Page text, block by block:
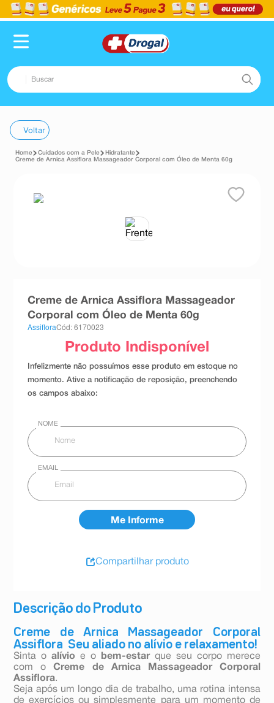
Buscar
1º pampers confort sec max
2º fralda
lenço umedecido
teste gravidez
10ºesmalte
Voltar
Cuidados com a Pele
Hidratante
Creme de Arnica Assiflora Massageador Corporal com Óleo de Menta 60g
Descrição do Produto
Creme de Arnica Massageador Corporal
Assiflora  Seu aliado no alívio e relaxamento!
Sinta oalívio e o bem-estarque seu corpo merece
com oCreme de Arnica Massageador Corporal
Assiflora.
Seja após um longo dia de trabalho, uma rotina intensa
de exercícios ou simplesmente para um momento de
Creme de Arnica Assiflora Massageador
Corporal com Óleo de Menta 60g
AssifloraCód: 6170023
Compartilhar produto